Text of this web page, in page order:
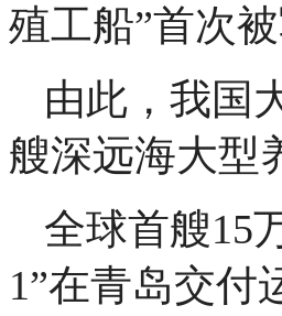
殖工船”首次
由此，我国
艘深远海大
全球首艘15
1”在青岛交付